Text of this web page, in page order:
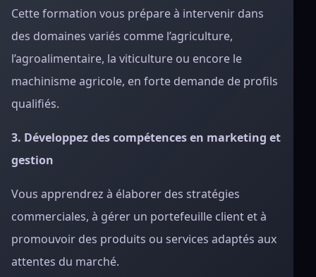
Cette formation vous prépare à intervenir dans
des domaines variés comme l’agriculture,
l’agroalimentaire, la viticulture ou encore le
machinisme agricole, en forte demande de profils
qualifiés.
3. Développez des compétences en marketing et
gestion
Vous apprendrez à élaborer des stratégies
commerciales, à gérer un portefeuille client et à
promouvoir des produits ou services adaptés aux
attentes du marché.